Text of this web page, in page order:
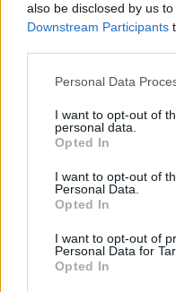
also be disclosed by us
Downstream Participants
Personal Data
I want to opt-out of
personal data.
Opted In
I want to opt-out of
Personal Data.
Opted In
I want to opt-out of
Personal Data for
Opted In